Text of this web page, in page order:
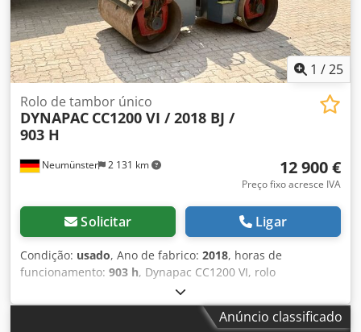
1 /25
Neumünster 2 131 km
Rolo de tambor único
DYNAPAC CC1200 VI / 2018 BJ /
903 H
12 900 €
Preço fixo acresce IVA
Solicitar Ligar
Condição: usado, Ano de fabrico: 2018, horas de
funcionamento: 903 h, Dynapac CC1200 VI, rolo
compactador, ano de fabricação 2018, com apenas 903
horas de utilização: Codpfx Aiszq Aitjrjha ----* Fabricante:
Dynapac * Modelo: CC1200 VI * Ano de fabricação: 2018 *
Anúncio classificado